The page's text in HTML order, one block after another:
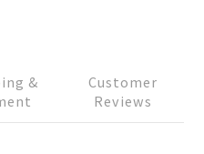
&
Customer
Reviews